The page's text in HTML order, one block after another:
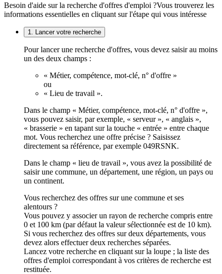
Besoin d'aide sur la recherche d'offres d'emploi ?Vous trouverez les
informations essentielles en cliquant sur l'étape qui vous intéresse
1. Lancer votre recherche
Pour lancer une recherche d'offres, vous devez saisir au moins
un des deux champs :
« Métier, compétence, mot-clé, n° d'offre »
ou
« Lieu de travail ».
Dans le champ « Métier, compétence, mot-clé, n° d'offre »,
vous pouvez saisir, par exemple, « serveur », « anglais »,
« brasserie » en tapant sur la touche « entrée » entre chaque
mot. Vous recherchez une offre précise ? Saisissez
directement sa référence, par exemple 049RSNK.
Dans le champ « lieu de travail », vous avez la possibilité de
saisir une commune, un département, une région, un pays ou
un continent.
Vous recherchez des offres sur une commune et ses
alentours ?
Vous pouvez y associer un rayon de recherche compris entre
0 et 100 km (par défaut la valeur sélectionnée est de 10 km).
Si vous recherchez des offres sur deux départements, vous
devez alors effectuer deux recherches séparées.
Lancez votre recherche en cliquant sur la loupe ; la liste des
offres d'emploi correspondant à vos critères de recherche est
restituée.